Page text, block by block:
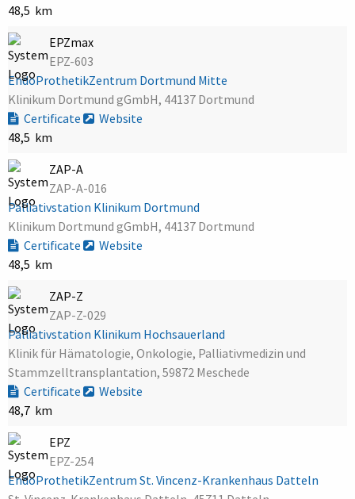
48,5 km
EPZmax
EPZ-603
EndoProthetikZentrum Dortmund Mitte
Klinikum Dortmund gGmbH, 44137 Dortmund
Certificate
Website
48,5 km
ZAP-A
ZAP-A-016
Palliativstation Klinikum Dortmund
Klinikum Dortmund gGmbH, 44137 Dortmund
Certificate
Website
48,5 km
ZAP-Z
ZAP-Z-029
Palliativstation Klinikum Hochsauerland
Klinik für Hämatologie, Onkologie, Palliativmedizin und
Stammzelltransplantation, 59872 Meschede
Certificate
Website
48,7 km
EPZ
EPZ-254
EndoProthetikZentrum St. Vincenz-Krankenhaus Datteln